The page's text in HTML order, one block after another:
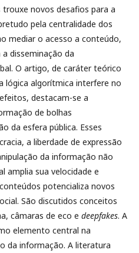
novos desafios para a
pela centralidade dos
mediar o acesso a conteúdo,
disseminação da
O artigo, de caráter teórico
lógica algorítmica interfere no
destacam-se a
de bolhas
da esfera pública. Esses
a liberdade de expressão
da informação não
amplia sua velocidade e
potencializa novos
São discutidos conceitos
câmaras de eco e deepfakes. A
elemento central na
da informação. A literatura